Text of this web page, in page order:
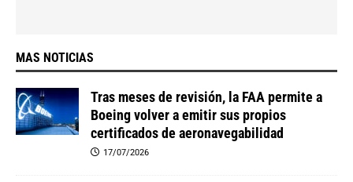
MAS NOTICIAS
Tras meses de revisión, la FAA permite a
Boeing volver a emitir sus propios
certificados de aeronavegabilidad
17/07/2026